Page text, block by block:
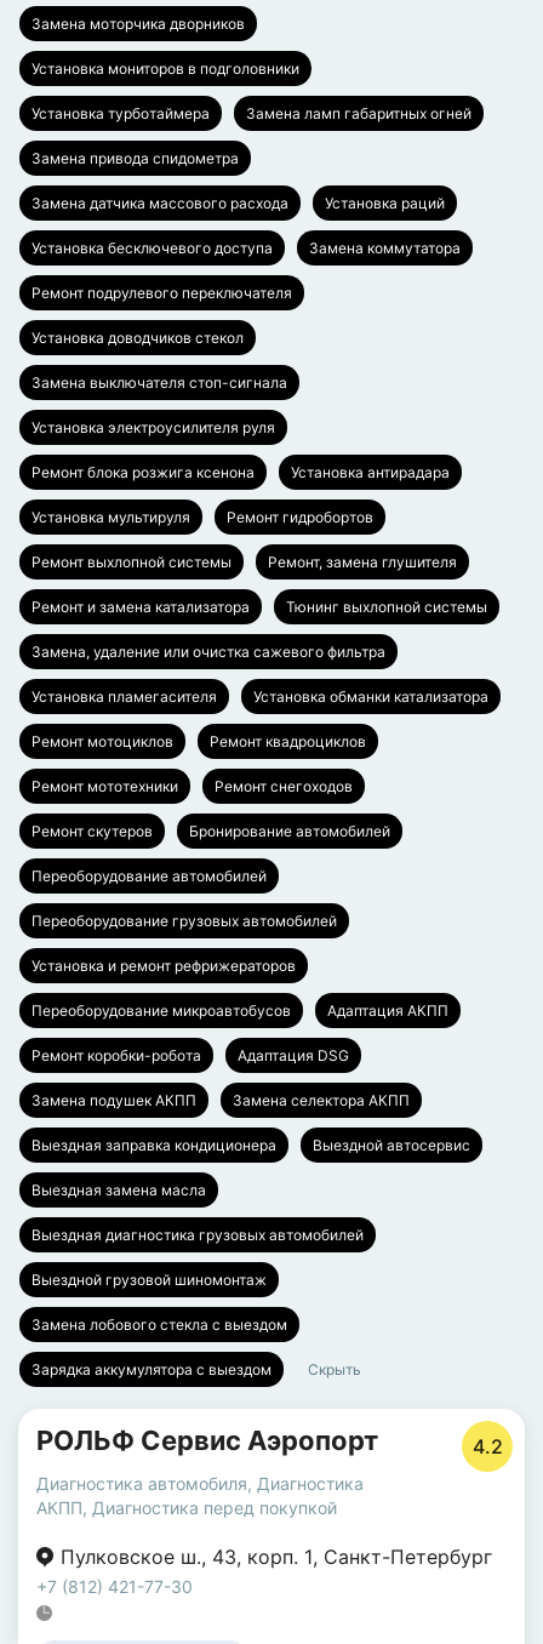
Замена моторчика дворников
Установка мониторов в подголовники
Установка турботаймера Замена ламп габаритных огней
Замена привода спидометра
Замена датчика массового расхода Установка раций
Установка бесключевого доступа Замена коммутатора
Ремонт подрулевого переключателя
Установка доводчиков стекол
Замена выключателя стоп-сигнала
Установка электроусилителя руля
Ремонт блока розжига ксенона Установка антирадара
Установка мультируля Ремонт гидробортов
Ремонт выхлопной системы Ремонт, замена глушителя
Ремонт и замена катализатора Тюнинг выхлопной системы
Замена, удаление или очистка сажевого фильтра
Установка пламегасителя Установка обманки катализатора
Ремонт мотоциклов Ремонт квадроциклов
Ремонт мототехники Ремонт снегоходов
Ремонт скутеров Бронирование автомобилей
Переоборудование автомобилей
Переоборудование грузовых автомобилей
Установка и ремонт рефрижераторов
Переоборудование микроавтобусов Адаптация АКПП
Ремонт коробки-робота Адаптация DSG
Замена подушек АКПП Замена селектора АКПП
Выездная заправка кондиционера Выездной автосервис
Выездная замена масла
Выездная диагностика грузовых автомобилей
Выездной грузовой шиномонтаж
Замена лобового стекла с выездом
Зарядка аккумулятора с выездом Скрыть
РОЛЬФ Сервис Аэропорт 4.2
Диагностика автомобиля, Диагностика
АКПП, Диагностика перед покупкой
Пулковское ш., 43, корп. 1, Санкт-Петербург
+7 (812) 421-77-30